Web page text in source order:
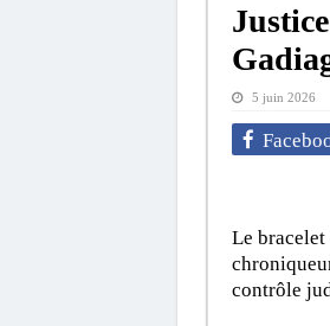
5 juin 2026
Le
contrôle